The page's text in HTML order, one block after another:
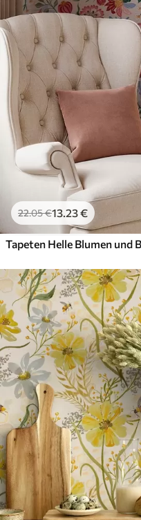
22.05€13.23€